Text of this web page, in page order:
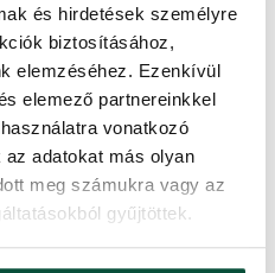
és hirdetések személyre
biztosításához,
elemzéséhez. Ezenkívül
elemező partnereinkkel
vonatkozó
adatokat más olyan
meg számukra vagy az
gyűjtöttek.